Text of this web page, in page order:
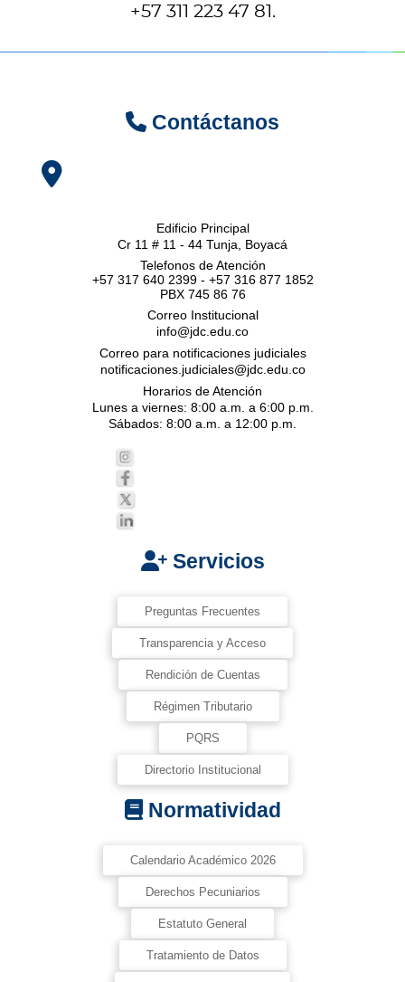
+57 311 223 47 81.
Contáctanos
Edificio Principal
Cr 11 # 11 - 44 Tunja, Boyacá
Telefonos de Atención
+57 317 640 2399 - +57 316 877 1852
PBX 745 86 76
Correo Institucional
info@jdc.edu.co
Correo para notificaciones judiciales
notificaciones.judiciales@jdc.edu.co
Horarios de Atención
Lunes a viernes: 8:00 a.m. a 6:00 p.m.
Sábados: 8:00 a.m. a 12:00 p.m.
Servicios
Preguntas Frecuentes
Transparencia y Acceso
Rendición de Cuentas
Régimen Tributario
PQRS
Directorio Institucional
Normatividad
Calendario Académico 2026
Derechos Pecuniarios
Estatuto General
Tratamiento de Datos